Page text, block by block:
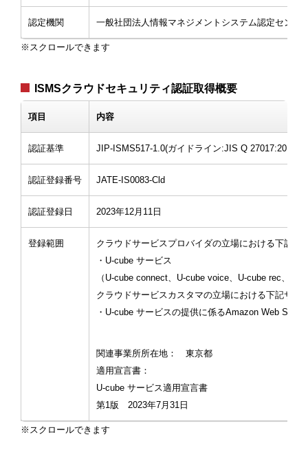
認定機関 一般社団法人情報マネジメントシステム認定センタ
ISMSクラウドセキュリティ認証取得概要
項目 内容
認証基準 JIP-ISMS517-1.0(ガイドライン:JIS Q 27017:2016)
認証登録番号 JATE-IS0083-Cld
認証登録日 2023年12月11日
登録範囲
クラウドサービスプロバイダの立場における下記サ
・U-cube サービス
（U-cube connect、U-cube voice、U-cube rec、U-
クラウドサービスカスタマの立場における下記サー
・U-cube サービスの提供に係るAmazon Web
関連事業所所在地： 東京都
適用宣言書：
U-cube サービス適用宣言書
第1版 2023年7月31日